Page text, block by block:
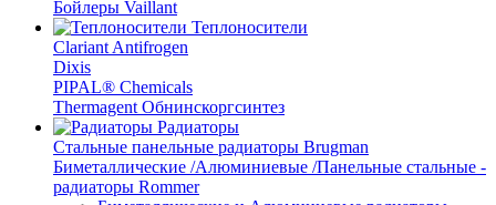
Бойлеры Vaillant
Теплоносители
Clariant Antifrogen
Dixis
PIPAL® Chemicals
Thermagent Обнинскоргсинтез
Радиаторы
Стальные панельные радиаторы Brugman
Биметаллические /Алюминиевые /Панельные стальные -
радиаторы Rommer